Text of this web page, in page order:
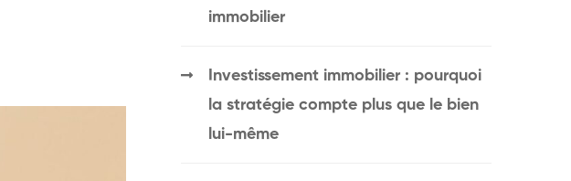
immobilier
Investissement immobilier : pourquoi
la stratégie compte plus que le bien
lui-même